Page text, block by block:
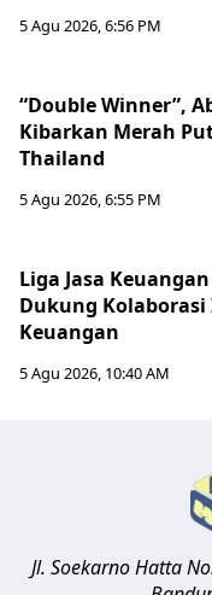
5 Agu 2026, 6:56 PM
“Double Winner”,
Kibarkan Merah
Thailand
5 Agu 2026, 6:55 PM
Liga Jasa
Dukung Kolaborasi
Keuangan
5 Agu 2026, 10:40 AM
Jl. Soekarno Hatta